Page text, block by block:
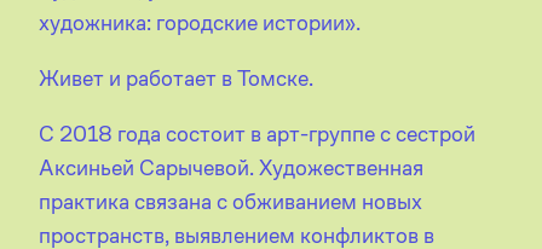
художника: городские истории».
Живет и работает в Томске.
С 2018 года состоит в арт-группе с сестрой
Аксиньей Сарычевой. Художественная
практика связана с обживанием новых
пространств, выявлением конфликтов в